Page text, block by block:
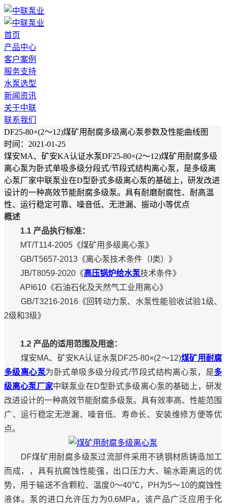
首页
产品中心
客户案例
服务支持
水泵选型
新闻资讯
关于中联
联系我们
DF25-80×(2～12)煤矿用耐腐多级离心泵参数及性能曲线图
时间：2021-01-25
煤安MA、矿安KA认证水泵DF25-80×(2～12)煤矿用耐腐多级
离心泵为卧式单吸多级分段式/节段式结构离心泵，是多级离
心泵厂家中联泵业在D型卧式多级离心泵的基础上，研发改进
设计的一种高效节能耐腐多级泵。具有耐磨耐腐性、耐高温
性、运行稳定可靠、噪音低、无泄漏、振动小等优点
概述
1.1 产品执行标准：
MT/T114-2005《煤矿用多级离心泵》
GB/T5657-2013《离心泵技术条件（I类）》
JB/T8059-2020《高压锅炉给水泵技术条件》
API610《石油石化及天然气工业用离心》
GB/T3216-2016《回转动力泵、水泵性能验收试验1级、
2级和3级》
1.2 产品的适用范围及用途：
煤安MA、矿安KA认证水泵DF25-80×(2～12)煤矿用耐腐
多级离心泵为卧式单吸多级分段式/节段式结构离心泵，是多
级离心泵厂家中联泵业在D型卧式多级离心泵的基础上，研发
改进设计的一种高效节能耐腐多级泵。具有效率高、性能范围
广、运行稳定无泄漏、噪音低、寿命长、安装维修方便等优
点。
DF煤矿用耐腐多级泵过流部件采用不锈钢材质铸造加工
而成，，具有抗腐蚀性能强，出口压力大、输水距离远的优
势，用于输送不含颗粒、温度0～40℃，PH为5～10的腐蚀性
液体。泵的进口允许压力为0.6MPa，该产品广泛应用于化